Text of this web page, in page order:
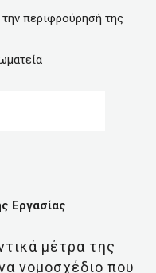
περιφρούρησή της
Εργασίας
μέτρα της
νομοσχέδιο που